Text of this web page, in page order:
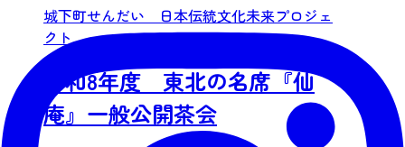
城下町せんだい 日本伝統文化未来プロジェ
クト
令和8年度 東北の名席『仙
庵』一般公開茶会